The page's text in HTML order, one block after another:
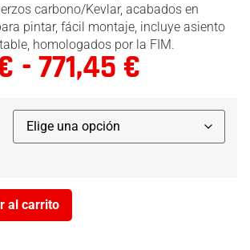
carbono/Kevlar, acabados en
pintar, fácil montaje, incluye asiento
homologados por la FIM.
-771,45 €
al carrito